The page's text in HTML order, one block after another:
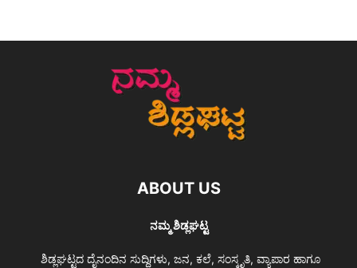
ABOUT US
ನಮ್ಮ ಶಿಡ್ಲಘಟ್ಟ
ಶಿಡ್ಲಘಟ್ಟದ ದೈನಂದಿನ ಸುದ್ದಿಗಳು, ಜನ, ಕಲೆ, ಸಂಸ್ಕೃತಿ, ವ್ಯಾಪಾರ ಹಾಗೂ